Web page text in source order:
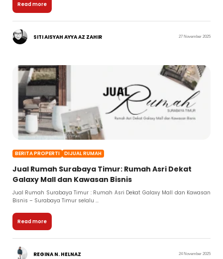
Read more
SITI AISYAH AYYA AZ ZAHIR 27 November 2025
BERITA PROPERTI DIJUAL RUMAH
Jual Rumah Surabaya Timur: Rumah Asri Dekat
Galaxy Mall dan Kawasan Bisnis
Jual Rumah Surabaya Timur : Rumah Asri Dekat Galaxy Mall dan Kawasan
Bisnis – Surabaya Timur selalu ...
Read more
REGINA N. HELNAZ 24 November 2025